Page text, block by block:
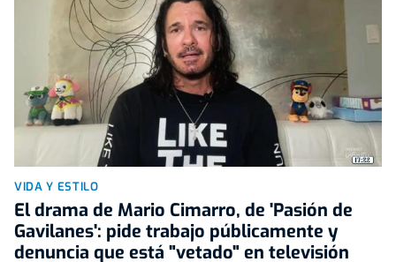
VIDA Y ESTILO
El drama de Mario Cimarro, de 'Pasión de
Gavilanes': pide trabajo públicamente y
denuncia que está "vetado" en televisión